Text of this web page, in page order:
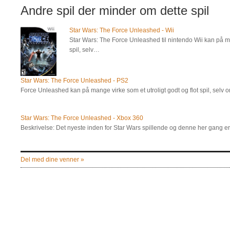
Andre spil der minder om dette spil
Star Wars: The Force Unleashed - Wii
Star Wars: The Force Unleashed til nintendo Wii kan på
spil, selv…
Star Wars: The Force Unleashed - PS2
Force Unleashed kan på mange virke som et utroligt godt og flot spil, selv
Star Wars: The Force Unleashed - Xbox 360
Beskrivelse: Det nyeste inden for Star Wars spillende og denne her gang
Del med dine venner »